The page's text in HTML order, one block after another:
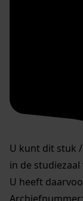
U kunt dit stuk
in de studiezaal
U heeft